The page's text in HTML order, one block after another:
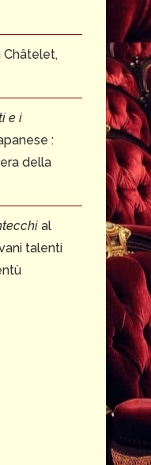
Châtelet,
e i
:
della
al
talenti